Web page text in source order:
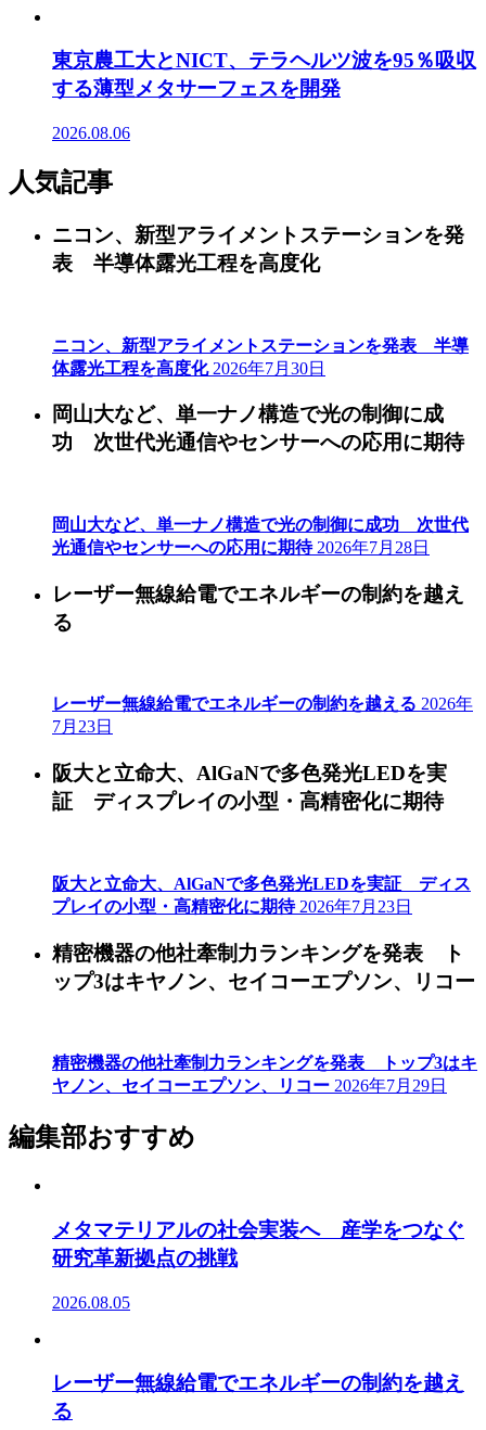
東京農工大とNICT、テラヘルツ波を95％吸収
する薄型メタサーフェスを開発
2026.08.06
人気記事
ニコン、新型アライメントステーションを発
表 半導体露光工程を高度化
ニコン、新型アライメントステーションを発表 半導
体露光工程を高度化 2026年7月30日
岡山大など、単一ナノ構造で光の制御に成
功 次世代光通信やセンサーへの応用に期待
岡山大など、単一ナノ構造で光の制御に成功 次世代
光通信やセンサーへの応用に期待 2026年7月28日
レーザー無線給電でエネルギーの制約を越え
る
レーザー無線給電でエネルギーの制約を越える 2026年
7月23日
阪大と立命大、AlGaNで多色発光LEDを実
証 ディスプレイの小型・高精密化に期待
阪大と立命大、AlGaNで多色発光LEDを実証 ディス
プレイの小型・高精密化に期待 2026年7月23日
精密機器の他社牽制力ランキングを発表 ト
ップ3はキヤノン、セイコーエプソン、リコー
精密機器の他社牽制力ランキングを発表 トップ3はキ
ヤノン、セイコーエプソン、リコー 2026年7月29日
編集部おすすめ
メタマテリアルの社会実装へ 産学をつなぐ
研究革新拠点の挑戦
2026.08.05
レーザー無線給電でエネルギーの制約を越え
る